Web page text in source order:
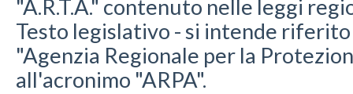
"A.R.T.A." contenuto nelle leggi
Testo legislativo - si intende
"Agenzia Regionale per la
all'acronimo "ARPA".